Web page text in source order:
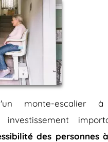
monte-escalier à
des personnes